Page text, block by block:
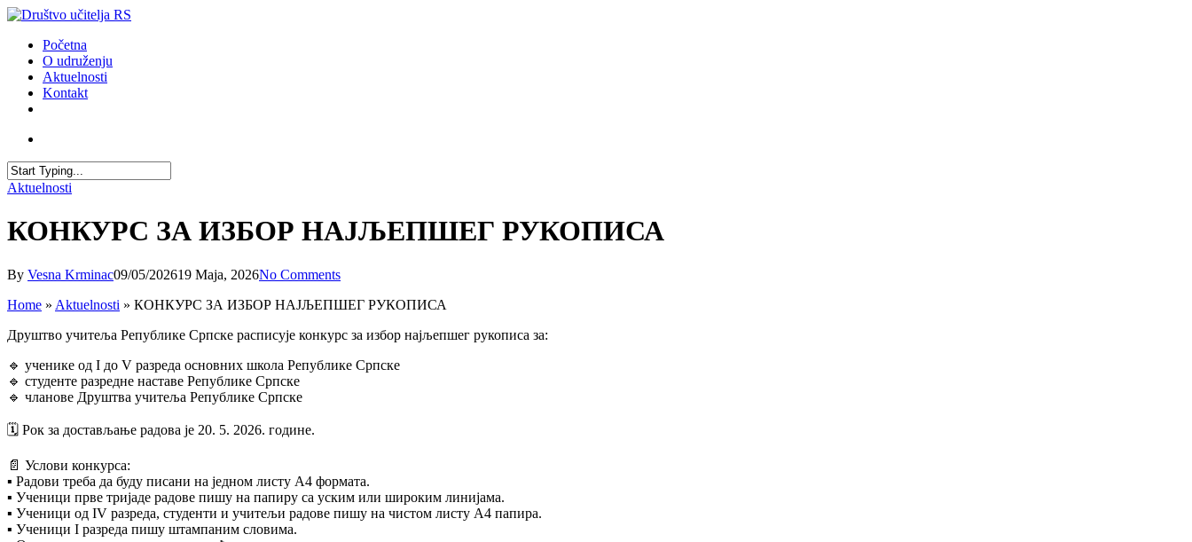
Skip
main
content
account
Menu
Početna
O udruženju
Aktuelnosti
Kontakt
Close
Aktuelnosti
КОНКУРС ЗА ИЗБОР НАЈЉЕПШЕГ РУКОПИСА
By Vesna Krminac09/05/202619 Maja, 2026No Comments
Home » Aktuelnosti » КОНКУРС ЗА ИЗБОР НАЈЉЕПШЕГ РУКОПИСА
Друштво учитеља Републике Српске расписује конкурс за избор најљепшег рукописа за:
🔹 ученике од I до V разреда основних школа Републике Српске
🔹 студенте разредне наставе Републике Српске
🔹 чланове Друштва учитеља Републике Српске
🗓️ Рок за достављање радова је 20. 5. 2026. године.
📄 Услови конкурса:
▪️ Радови треба да буду писани на једном листу А4 формата.
▪️ Ученици прве тријаде радове пишу на папиру са уским или широким линијама.
▪️ Ученици од IV разреда, студенти и учитељи радове пишу на чистом листу А4 папира.
▪️ Ученици I разреда пишу штампаним словима.